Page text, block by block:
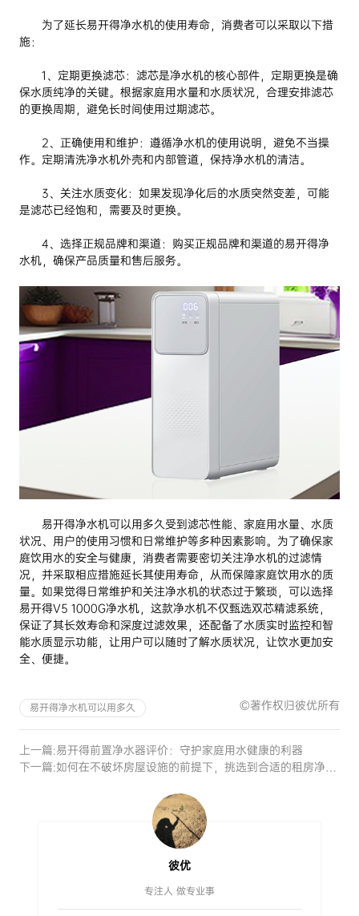
为了延长易开得净水机的使用寿命，消费者可以采取以下措
施：
1、定期更换滤芯：滤芯是净水机的核心部件，定期更换是确
保水质纯净的关键。根据家庭用水量和水质状况，合理安排滤芯
的更换周期，避免长时间使用过期滤芯。
2、正确使用和维护：遵循净水机的使用说明，避免不当操
作。定期清洗净水机外壳和内部管道，保持净水机的清洁。
3、关注水质变化：如果发现净化后的水质突然变差，可能
是滤芯已经饱和，需要及时更换。
4、选择正规品牌和渠道：购买正规品牌和渠道的易开得净
水机，确保产品质量和售后服务。
易开得净水机可以用多久受到滤芯性能、家庭用水量、水质
状况、用户的使用习惯和日常维护等多种因素影响。为了确保家
庭饮用水的安全与健康，消费者需要密切关注净水机的过滤情
况，并采取相应措施延长其使用寿命，从而保障家庭饮用水的质
量。如果觉得日常维护和关注净水机的状态过于繁琐，可以选择
易开得V5 1000G净水机，这款净水机不仅甄选双芯精滤系统，
保证了其长效寿命和深度过滤效果，还配备了水质实时监控和智
能水质显示功能，让用户可以随时了解水质状况，让饮水更加安
全、便捷。
易开得净水机可以用多久 ©著作权归彼优所有
上一篇:易开得前置净水器评价：守护家庭用水健康的利器
下一篇:如何在不破坏房屋设施的前提下，挑选到合适的租房净水器
彼优
专注人 做专业事